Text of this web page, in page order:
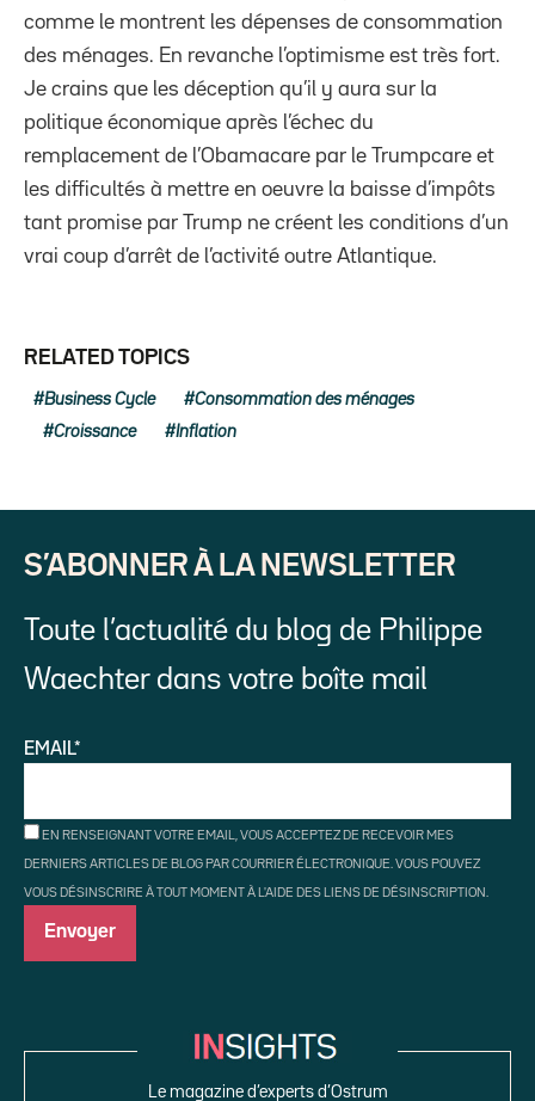
comme le montrent les dépenses de consommation
des ménages. En revanche l’optimisme est très fort.
Je crains que les déception qu’il y aura sur la
politique économique après l’échec du
remplacement de l’Obamacare par le Trumpcare et
les difficultés à mettre en oeuvre la baisse d’impôts
tant promise par Trump ne créent les conditions d’un
vrai coup d’arrêt de l’activité outre Atlantique.
RELATED TOPICS
Business Cycle Consommation des ménages
Croissance Inflation
S’ABONNER À LA NEWSLETTER
Toute l’actualité du blog de Philippe
Waechter dans votre boîte mail
EMAIL*
EN RENSEIGNANT VOTRE EMAIL, VOUS ACCEPTEZ DE RECEVOIR MES
DERNIERS ARTICLES DE BLOG PAR COURRIER ÉLECTRONIQUE. VOUS POUVEZ
VOUS DÉSINSCRIRE À TOUT MOMENT À L'AIDE DES LIENS DE DÉSINSCRIPTION.
Le magazine d’experts d’Ostrum